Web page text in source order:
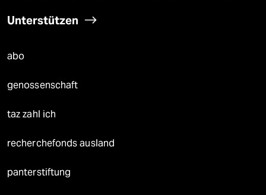
Unterstützen
abo
genossenschaft
taz zahl ich
recherchefonds ausland
panterstiftung